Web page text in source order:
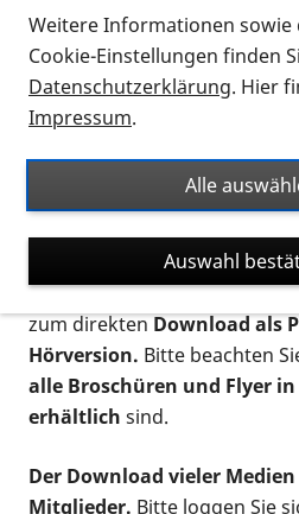
Thema Infomaterial auf der
für blinde und
Auf dieser Seite finden Sie
Ort. Nutzen Sie den
nach Flyern und Broschüren,
suchen. Die meisten Flyer
verschiedenen Formaten
postalischen Bestellung als
zum direktenDownload als
Hörversion. Bitte beachten
alle Broschüren und Flyer
erhältlich sind.
Der Download vieler
Mitglieder. Bitte loggen Sie
Weitere Informationen sowie
Cookie-Einstellungen finden
Datenschutzerklärung. Hier
Impressum.
Alle
Auswahl